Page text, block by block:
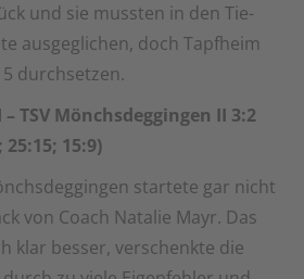
und sie mussten in den Tie-
ausgeglichen, doch Tapfheim
durchsetzen.
TSV Mönchsdeggingen II 3:2
25:15; 15:9)
startete gar nicht
von Coach Natalie Mayr. Das
klar besser, verschenkte die